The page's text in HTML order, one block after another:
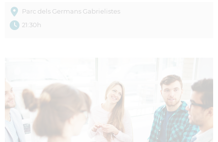
Parc dels Germans Gabrielistes
21:30h